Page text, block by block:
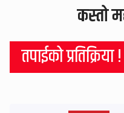
कस्तो
तपाईको प्रतिक्रिया !